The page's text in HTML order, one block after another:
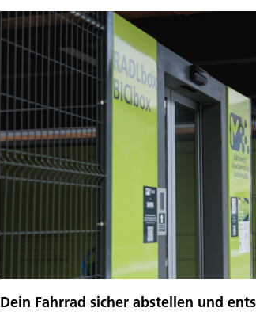
Dein Fahrrad sicher abstellen und